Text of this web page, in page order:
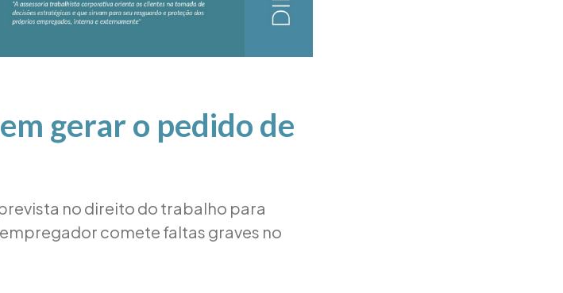
gerar o pedido de
no direito do trabalho para
comete faltas graves no